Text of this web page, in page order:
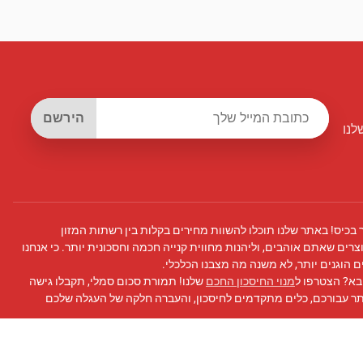
הירשם
בכיס! באתר שלנו תוכלו להשוות מחירים בקלות בין רשתות המזון
שאתם אוהבים, וליהנות מחווית קנייה חכמה וחסכונית יותר. כי אנחנו
הוגנים יותר, לא משנה מה מצבנו הכלכלי.
הצטרפו למנוי החיסכון החכם שלנו! תמורת סכום סמלי, תקבלו גישה
עבורכם, כלים מתקדמים לחיסכון, והעברה חלקה של העגלה שלכם